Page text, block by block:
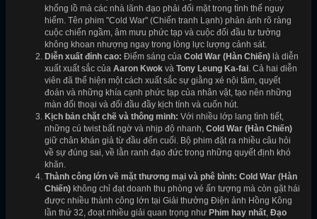
khổng lồ mà các nhà lãnh đạo phải đối mặt trong tình thế nguy
hiểm. Tên phim "Cold War" (Chiến tranh Lạnh) phản ánh rõ ràng
cuộc chiến ngầm, âm mưu phức tạp và cuộc đối đầu tư tưởng
không khoan nhượng ngay trong lòng lực lượng cảnh sát.
Diễn xuất đỉnh cao: Điểm sáng của Cold War (Hàn Chiến) là diễn
xuất xuất sắc của Aaron Kwok và Tony Leung Ka-fai. Cả hai diễn
viên đã thể hiện một cách xuất sắc sự giằng xé nội tâm, quyết
đoán và những khía cạnh phức tạp của nhân vật, tạo nên những
màn đối thoại và đối đầu đầy kịch tính và cuốn hút.
Kịch bản chặt chẽ và thông minh: Với nhiều lớp lang tình tiết,
những cú twist bất ngờ và nhịp độ nhanh, Cold War (Hàn Chiến)
giữ chân khán giả từ đầu đến cuối. Bộ phim đặt ra nhiều câu hỏi
về sự đúng sai, về lằn ranh đạo đức trong những quyết định khó
khăn.
Thành công lớn về mặt thương mại và phê bình: Cold War (Hàn
Chiến) không chỉ đạt doanh thu phòng vé ấn tượng mà còn gặt hái
được nhiều thành công lớn tại Giải thưởng Điện ảnh Hồng Kông
lần thứ 32, đoạt nhiều giải quan trọng như Phim hay nhất, Đạo